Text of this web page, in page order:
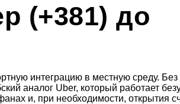
(+381) до
интеграцию в местную среду.
аналог Uber, который работает
и, при необходимости, открытия